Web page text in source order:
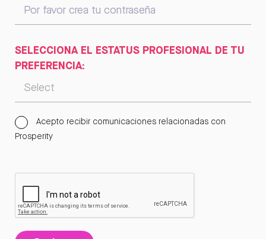
SELECCIONA EL ESTATUS PROFESIONAL DE TU
PREFERENCIA:
Acepto recibir comunicaciones relacionadas con
Prosperity